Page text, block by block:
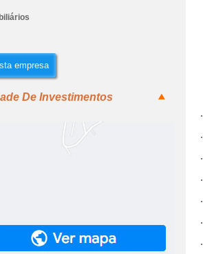
empresa
De Investimentos